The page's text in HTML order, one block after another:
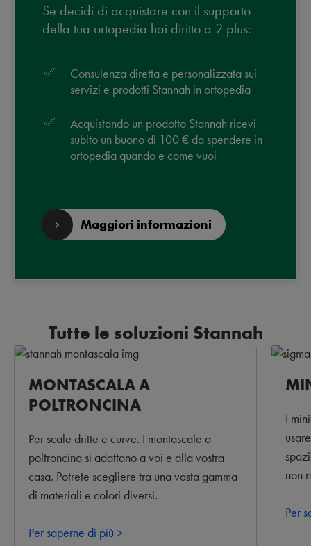
Se decidi di acquistare con il supporto
della tua ortopedia hai diritto a 2 plus:
Consulenza diretta e personalizzata sui
servizi e prodotti Stannah in ortopedia
Acquistando un prodotto Stannah ricevi
subito un buono di 100 € da spendere in
ortopedia quando e come vuoi
Maggiori informazioni
Tutte le soluzioni Stannah
MONTASCALA A
POLTRONCINA
Per scale dritte e curve. I montascale a
poltroncina si adattano a voi e alla vostra
casa. Potrete scegliere tra una vasta gamma
di materiali e colori diversi.
Per saperne di più >
I
non
Per